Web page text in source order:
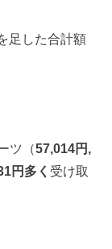
足した合計額
ツ（57,014円,
円多く 受け取